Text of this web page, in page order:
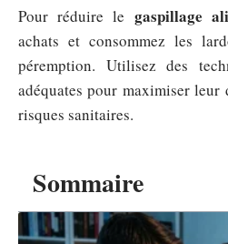
Sommaire
Pour réduire le gaspillage
achats et consommez les
péremption. Utilisez des
adéquates pour maximiser
risques sanitaires.